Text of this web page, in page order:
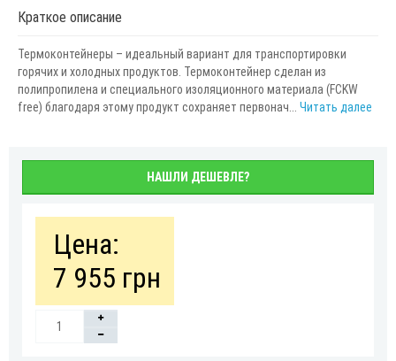
Краткое описание
Термоконтейнеры – идеальный вариант для транспортировки
горячих и холодных продуктов. Термоконтейнер сделан из
полипропилена и специального изоляционного материала (FCKW
free) благодаря этому продукт сохраняет первонач... Читать далее
НАШЛИ ДЕШЕВЛЕ?
Цена:
7 955 грн